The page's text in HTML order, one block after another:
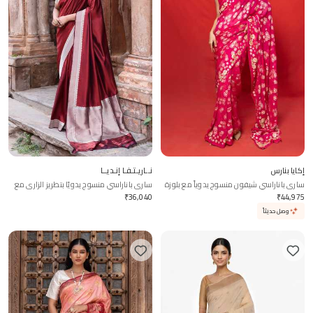
إكايا بنارس
ساري باناراسي شيفون منسوج يدوياً مع بلوزة
متصلة ₹44,975
وصل حديثاً
نــاريـتـفـا إنـديــا
ساري باناراسي منسوج يدويًا بتطريز الزاري مع
بلوزة متصلة
₹36,040